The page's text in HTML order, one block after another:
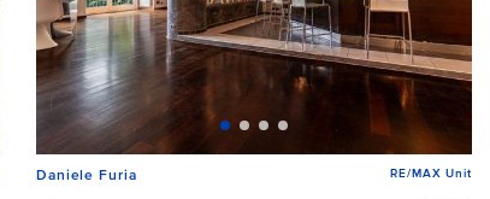
Daniele Furia RE/MAX Unit